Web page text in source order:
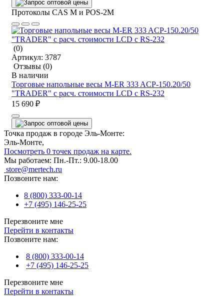
Протоколы CAS M и POS-2M
(0)
Артикул: 3787
Отзывы (0)
В наличии
Торговые напольные весы M-ER 333 ACP-150.20/50
"TRADER" с расч. стоимости LCD с RS-232
15 690 ₽
Точка продаж в городе Эль-Монте:
Эль-Монте,
Посмотреть 0 точек продаж на карте.
Мы работаем: Пн.-Пт.: 9.00-18.00
store@mertech.ru
Позвоните нам:
8 (800) 333-00-14
+7 (495) 146-25-25
Перезвоните мне
Перейти в контакты
Позвоните нам:
8 (800) 333-00-14
+7 (495) 146-25-25
Перезвоните мне
Перейти в контакты